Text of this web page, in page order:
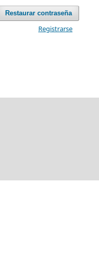
Restaurar contraseña
Registrarse